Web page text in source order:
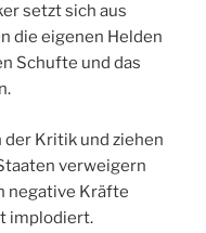
setzt sich aus
die eigenen Helden
Schufte und das
Kritik und ziehen
verweigern
negative Kräfte
implodiert.